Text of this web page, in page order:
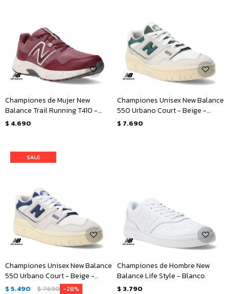
Championes de Mujer New
Balance Trail Running T410 -
Bordó
$ 4.690
Championes Unisex New Balance
550 Urbano Court - Beige -
Verde
$ 7.690
Championes Unisex New Balance
550 Urbano Court - Beige -
Marino
$ 5.490 $7.690 28
Championes de Hombre New
Balance Life Style - Blanco
$ 3.790